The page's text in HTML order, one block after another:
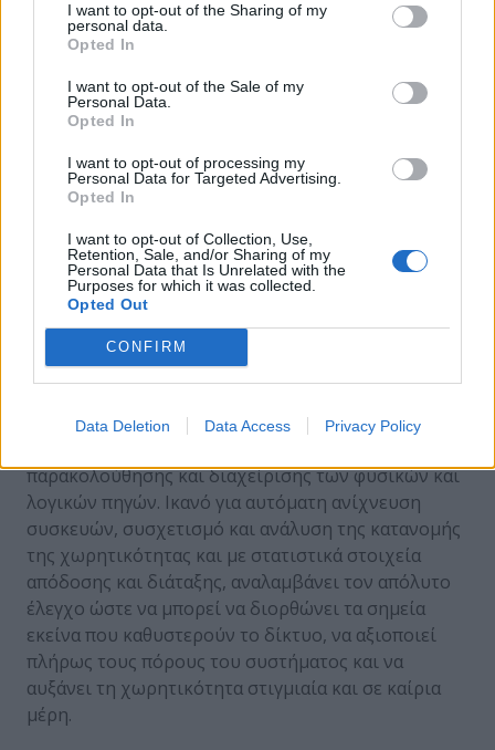
I want to opt-out of the Sharing of my
personal data.
Opted In
I want to opt-out of the Sale of my
Personal Data.
Opted In
I want to opt-out of processing my
Personal Data for Targeted Advertising.
Opted In
I want to opt-out of Collection, Use,
Retention, Sale, and/or Sharing of my
Personal Data that Is Unrelated with the
Purposes for which it was collected.
Opted Out
CONFIRM
Data Deletion Data Access Privacy Policy
αποτελεί SAN συσκευή και αυτός ανιχνεύει πηγή
και προορισμό, εκτελεί την αντιγραφή των
δεδομένων που του υπέδειξε ο server και αναφέρει
πότε ολοκλήρωσε τη διαδικασία. Με αυτόν τον
τρόπο αποδέσμευσης της πληροφορίας από το
server, συνεπάγεται ότι σε περίπτωση αστοχίας του
hardware η εξυπηρέτηση των υπηρεσιών της
επιχείρησης δεν θα διακοπεί και τα δεδομένα θα
είναι πλήρως διαθέσιμα (data availability). Το δίκτυο
επιτυγχάνει σε πραγματικό χρόνο την αντιγραφή
των δεδομένων και των αρχείων των εφαρμογών
και τη μετάβαση σε έναν εφεδρικό server.
Τέλος, η κεντρική διαχείριση μέσω μιας κονσόλας
ολόκληρου του αποθηκευτικού όγκου, συμβάλλει
αξιοπιστίας του δικτύου. Το σύστημα SRM (System
παρακολούθησης και διαχείρισης των φυσικών και
λογικών πηγών. Ικανό για αυτόματη ανίχνευση
συσκευών, συσχετισμό και ανάλυση της κατανομής
της χωρητικότητας και με στατιστικά στοιχεία
απόδοσης και διάταξης, αναλαμβάνει τον απόλυτο
έλεγχο ώστε να μπορεί να διορθώνει τα σημεία
εκείνα που καθυστερούν το δίκτυο, να αξιοποιεί
πλήρως τους πόρους του συστήματος και να
αυξάνει τη χωρητικότητα στιγμιαία και σε καίρια
μέρη.